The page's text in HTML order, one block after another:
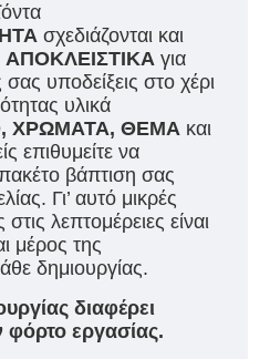
σχεδιάζονται και
ΑΠΟΚΛΕΙΣΤΙΚΑ για
σας υποδείξεις στο χέρι
υλικά
ΧΡΩΜΑΤΑ, ΘΕΜΑ και
επιθυμείτε να
βάπτιση σας
Γι’ αυτό μικρές
λεπτομέρειες είναι
μέρος της
δημιουργίας.
διαφέρει
φόρτο εργασίας.